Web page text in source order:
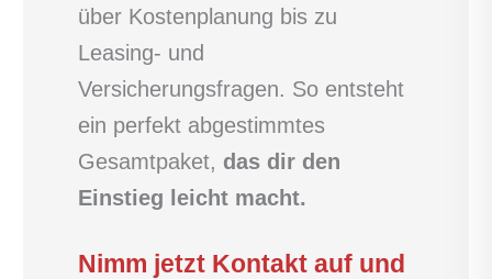
über Kostenplanung bis zu
Leasing- und
Versicherungsfragen. So entsteht
ein perfekt abgestimmtes
Gesamtpaket, das dir den
Einstieg leicht macht.
Nimm jetzt Kontakt auf und